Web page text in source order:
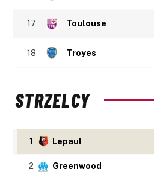
17 Toulouse
18 Troyes
STRZELCY
1 Lepaul
2 Greenwood